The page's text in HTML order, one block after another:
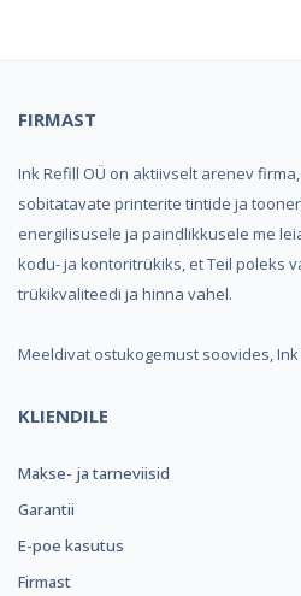
FIRMAST
Ink Refill OÜ on aktiivselt arenev
sobitatavate printerite tintide ja
energilisusele ja paindlikkusele me
kodu- ja kontoritrükiks, et Teil poleks
trükikvaliteedi ja hinna vahel.
Meeldivat ostukogemust soovides, Ink
KLIENDILE
Makse- ja tarneviisid
Garantii
E-poe kasutus
Firmast